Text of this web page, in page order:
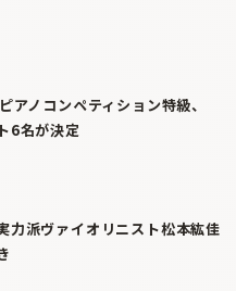
アノコンペティション特級、
6名が決定
力派ヴァイオリニスト松本紘佳